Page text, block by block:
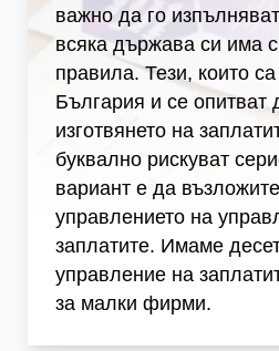
важно да го
всяка държава си има
правила. Тези, които
България и се опитват
изготвянето на
буквално рискуват
вариант е да
управлението на
заплатите. Имаме
управление на
за малки фирми.